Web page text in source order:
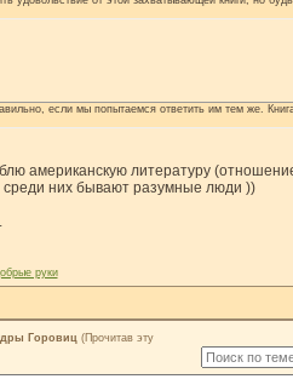
если мы попытаемся ответить им тем же.
американскую литературу
них бывают разумные люди ))
руки
Горовиц (Прочитав эту